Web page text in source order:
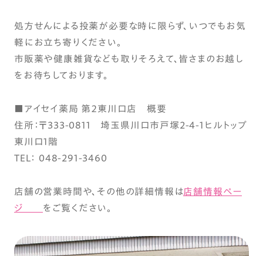
処方せんによる投薬が必要な時に限らず、いつでもお気
軽にお立ち寄りください。
市販薬や健康雑貨なども取りそろえて、皆さまのお越し
をお待ちしております。
■アイセイ薬局 第２東川口店 概要
住所：〒333-0811 埼玉県川口市戸塚2-4-1ヒルトップ
東川口1階
TEL： 048-291-3460
店舗の営業時間や、その他の詳細情報は店舗情報ペー
ジ
をご覧ください。